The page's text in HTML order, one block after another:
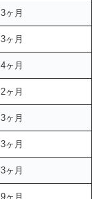
3ヶ月
3ヶ月
4ヶ月
2ヶ月
3ヶ月
3ヶ月
3ヶ月
9ヶ月